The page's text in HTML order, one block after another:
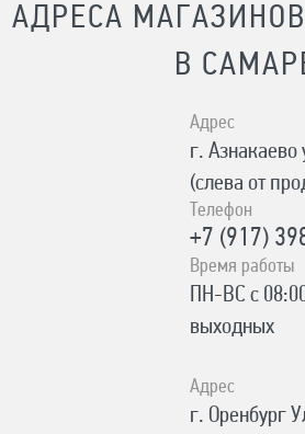
АДРЕСА
В
Адрес
г.
(слева от
Телефон
+7 (917)
Время работы
ПН-ВС с
выходных
Адрес
г. Оренбург